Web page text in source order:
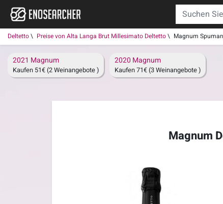
Deltetto Preise von Alta Langa Brut Millesimato Deltetto Magnum
2021 Magnum
Kaufen 51€ (2 Weinangebote )
2020 Magnum
Kaufen 71€ (3 Weinangebote )
Magnum